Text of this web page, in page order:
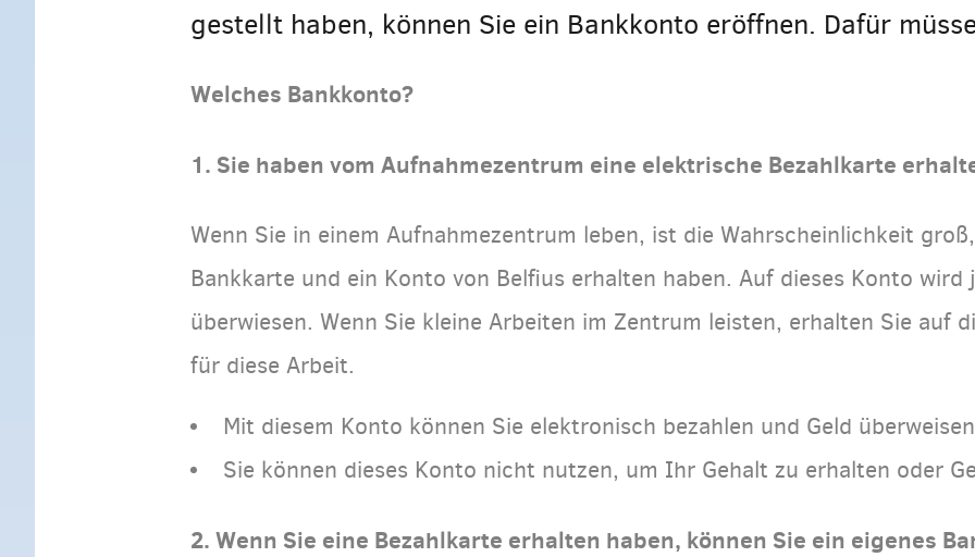
gestellt haben, können Sie ein Bankkonto eröffnen. Dafür
Welches Bankkonto?
1. Sie haben vom Aufnahmezentrum eine elektrische Bezahlkarte
Wenn Sie in einem Aufnahmezentrum leben, ist die Wahrscheinlichkeit
Bankkarte und ein Konto von Belfius erhalten haben. Auf dieses Konto
überwiesen. Wenn Sie kleine Arbeiten im Zentrum leisten, erhalten Sie auf
für diese Arbeit.
Mit diesem Konto können Sie elektronisch bezahlen und Geld
Sie können dieses Konto nicht nutzen, um Ihr Gehalt zu erhalten oder
2. Wenn Sie eine Bezahlkarte erhalten haben, können Sie ein eigenes